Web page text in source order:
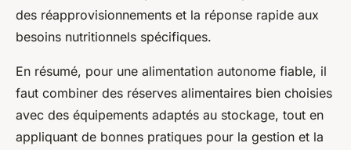
des réapprovisionnements et la réponse rapide aux
besoins nutritionnels spécifiques.
En résumé, pour une alimentation autonome fiable, il
faut combiner des réserves alimentaires bien choisies
avec des équipements adaptés au stockage, tout en
appliquant de bonnes pratiques pour la gestion et la